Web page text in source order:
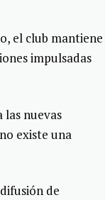
el club mantiene
impulsadas
nuevas
existe una
de